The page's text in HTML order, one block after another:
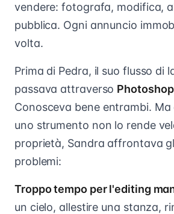
vendere: fotografa, modifica,
pubblica. Ogni annuncio
volta.
Prima di Pedra, il suo flusso di
passava attraverso
Conosceva bene entrambi.
uno strumento non lo rende
proprietà, Sandra affrontava
problemi:
Troppo tempo per l'editing
un cielo, allestire una stanza,